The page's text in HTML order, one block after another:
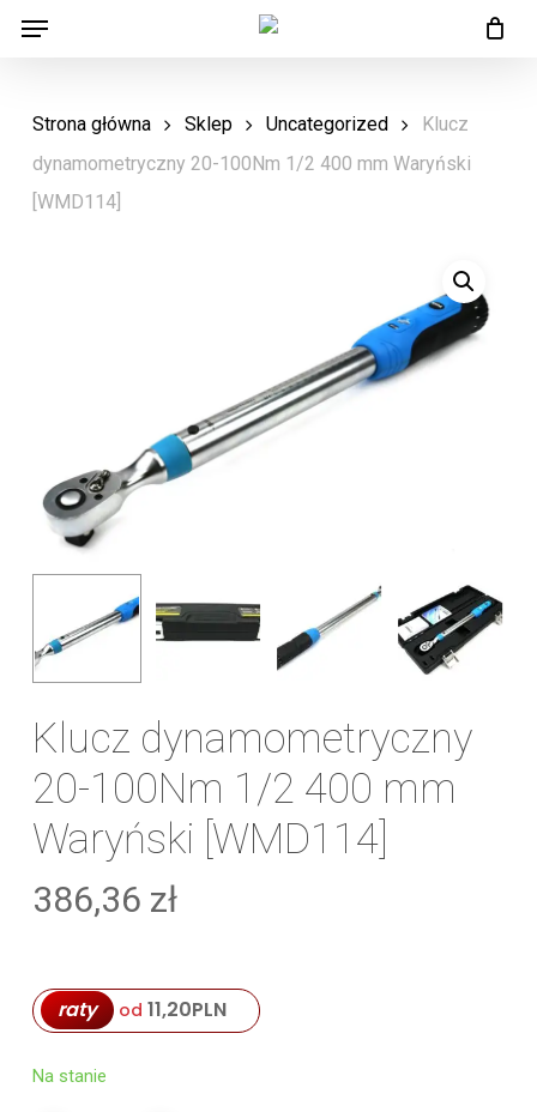
Skip
content
Menu
Strona główna Sklep Uncategorized
Klucz
dynamometryczny 20-100Nm 1/2 400 mm Waryński
[WMD114]
Klucz dynamometryczny
20-100Nm 1/2 400 mm
Waryński [WMD114]
386,36 zł
raty od 11,20PLN
Na stanie
Menu